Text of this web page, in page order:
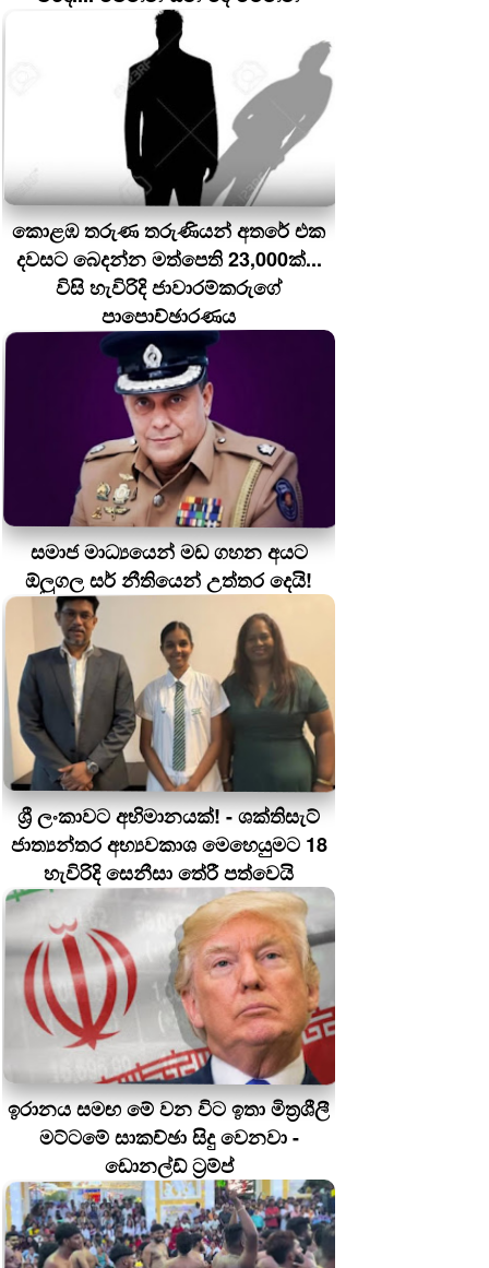
කොළඹ තරුණ තරුණියන් අතරේ එක
දවසට බෙදන්න මත්පෙති 23,000ක්...
විසි හැවිරිදි ජාවාරම්කරුගේ
පාපොච්ඡාරණය
සමාජ මාධ්‍යයෙන් මඩ ගහන අයට
ඕලුගල සර් නීතියෙන් උත්තර දෙයි!
ශ්‍රී ලංකාවට අභිමානයක්! - ශක්තිසැට්
ජාත්‍යන්තර අභ්‍යවකාශ මෙහෙයුමට 18
හැවිරිදි සෙනීසා තේරී පත්වෙයි
ඉරානය සමඟ මේ වන විට ඉතා මිත්‍රශීලී
මට්ටමේ සාකච්ඡා සිදු වෙනවා -
ඩොනල්ඩ් ට්‍රම්ප්